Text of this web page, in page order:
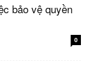
bảo vệ quyền
0